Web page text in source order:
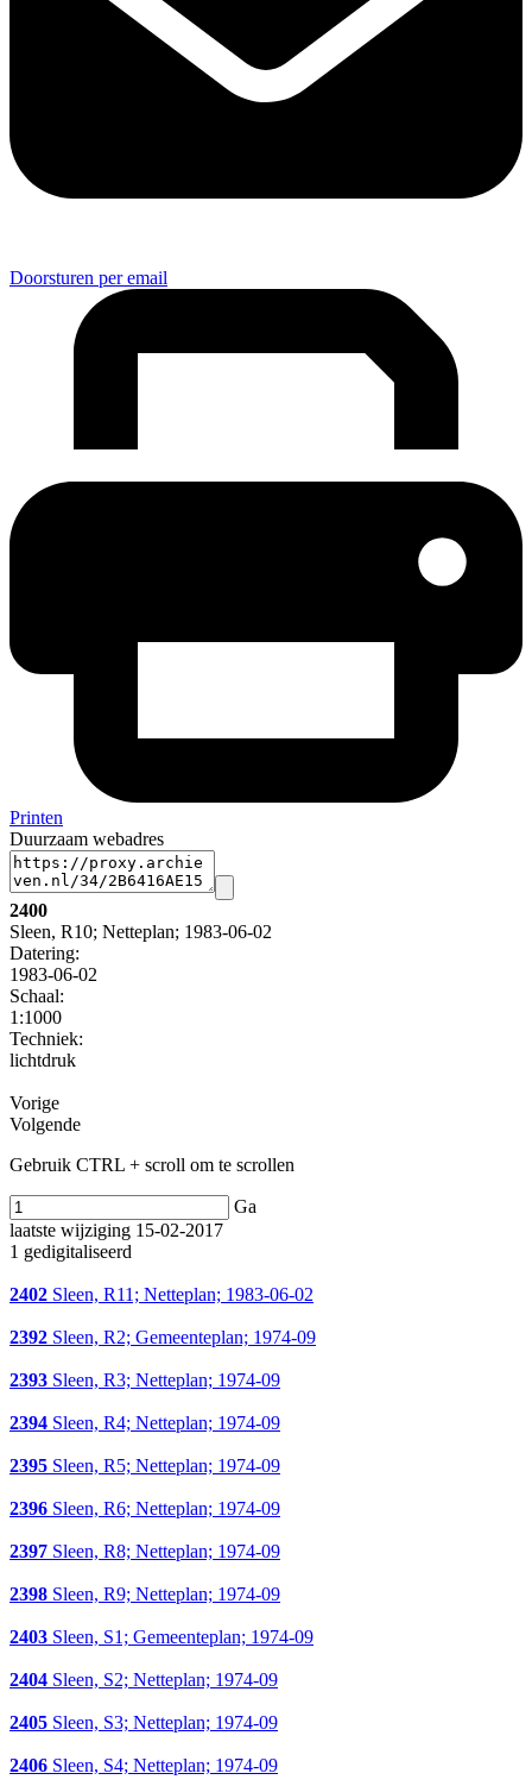
Doorsturen per email
Printen
Duurzaam webadres
2400
Sleen, R10; Netteplan; 1983-06-02
Datering:
1983-06-02
Schaal:
1:1000
Techniek:
lichtdruk
Vorige
Volgende
Gebruik CTRL + scroll om te scrollen
Ga
laatste wijziging 15-02-2017
1 gedigitaliseerd
2402 Sleen, R11; Netteplan; 1983-06-02
2392 Sleen, R2; Gemeenteplan; 1974-09
2393 Sleen, R3; Netteplan; 1974-09
2394 Sleen, R4; Netteplan; 1974-09
2395 Sleen, R5; Netteplan; 1974-09
2396 Sleen, R6; Netteplan; 1974-09
2397 Sleen, R8; Netteplan; 1974-09
2398 Sleen, R9; Netteplan; 1974-09
2403 Sleen, S1; Gemeenteplan; 1974-09
2404 Sleen, S2; Netteplan; 1974-09
2405 Sleen, S3; Netteplan; 1974-09
2406 Sleen, S4; Netteplan; 1974-09